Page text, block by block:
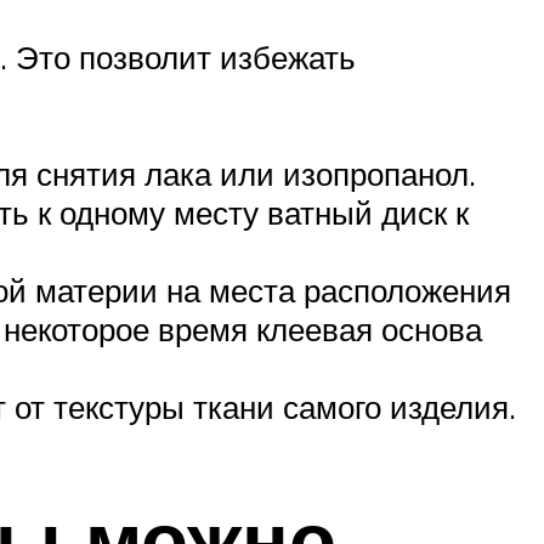
позволит избежать
снятия лака или изопропанол.
к одному месту ватный диск к
материи на места расположения
время клеевая основа
текстуры ткани самого изделия.